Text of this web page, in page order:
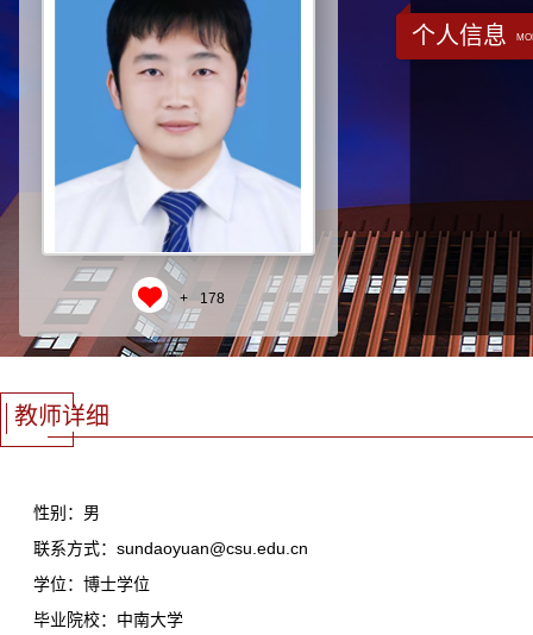
+ 178
个人信息
教师详细
性别：男
联系方式：sundaoyuan@csu.edu.cn
学位：博士学位
毕业院校：中南大学